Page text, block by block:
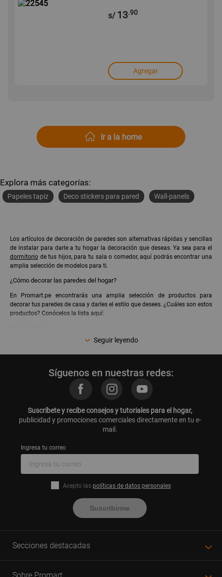
s/ 13.90
Agregar
Ir a la home
Explora más categorías:
Papeles tapiz Deco stickers para pared Wall-panels
Los artículos de decoración de paredes son alternativas rápidas y sencillas
de instalar para darle a tu hogar la decoración que deseas. Ya sea para el
dormitorio de tus hijos, para tu sala o comedor, aquí podrás encontrar una
amplia selección de modelos para ti.
¿Cómo decorar las paredes del hogar?
En Promart.pe encontrarás una amplia selección de productos para
decorar tus paredes de casa y darles el estilo que desees. ¿Cuáles son estos
productos? Conócelos la lista aquí:
Wall Panels
¡Recuerda que podrás encontrar los artículos de decoración de paredes con
grandes descuentos online durante el
Wall Paneling: Qué es, características y más
¿Qué es una cenefa para decorar paredes?
Seguir leyendo
Síguenos en nuestras redes:
Suscríbete y recibe consejos y tutoriales para el hogar,
publicidad y promociones comerciales directamente en tu e-
mail.
Ingresa tu correo
Acepto las políticas de datos personales
Suscribirme
Secciones destacadas